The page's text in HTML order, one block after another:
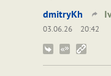
dmitryKh
03.06.26
20:42